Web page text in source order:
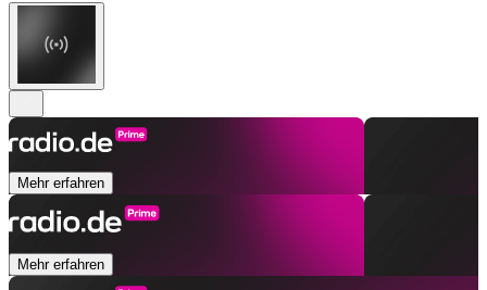
Mehr erfahren
Mehr erfahren